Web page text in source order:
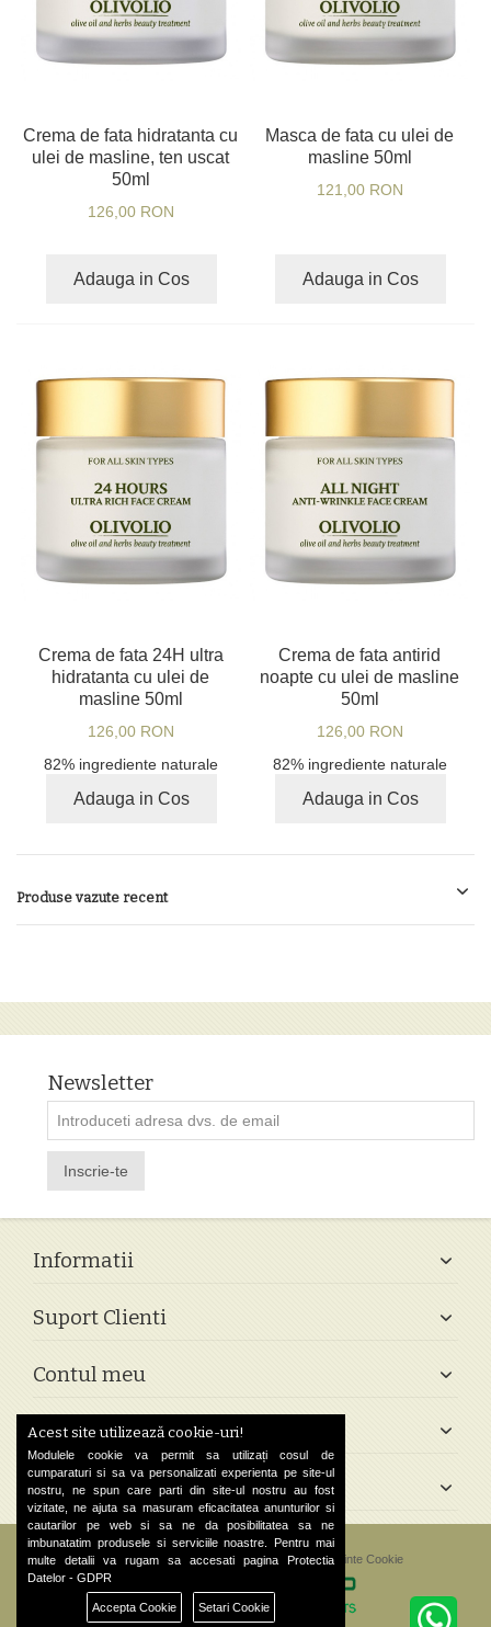
Crema de fata hidratanta cu
ulei de masline, ten uscat
50ml
126,00 RON
Adauga in Cos
Masca de fata cu ulei de
masline 50ml
121,00 RON
Adauga in Cos
Crema de fata 24H ultra
hidratanta cu ulei de
masline 50ml
126,00 RON
82% ingrediente naturale
Adauga in Cos
Crema de fata antirid
noapte cu ulei de masline
50ml
126,00 RON
82% ingrediente naturale
Adauga in Cos
Produse vazute recent
Newsletter
Inscrie-te
Informatii
Suport Clienti
Contul meu
Follow Us
Contact
© 2026 Greek Shop. All Rights Reserved.Preferinte Cookie
Acest site utilizează cookie-uri!
Modulele cookie va permit sa utilizați cosul de
cumparaturi si sa va personalizati experienta pe site-ul
nostru, ne spun care parti din site-ul nostru au fost
vizitate, ne ajuta sa masuram eficacitatea anunturilor si
cautarilor pe web si sa ne da posibilitatea sa ne
imbunatatim produsele si serviciile noastre. Pentru mai
multe detalii va rugam sa accesati pagina Protectia
Datelor - GDPR
Accepta Cookie Setari Cookie